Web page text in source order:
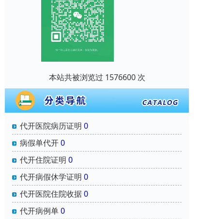
本站共被浏览过 1576600 次
代开医院病历证明 0
病假单代开0
代开住院证明 0
代开病假休学证明 0
代开医院住院收据0
代开病例单0